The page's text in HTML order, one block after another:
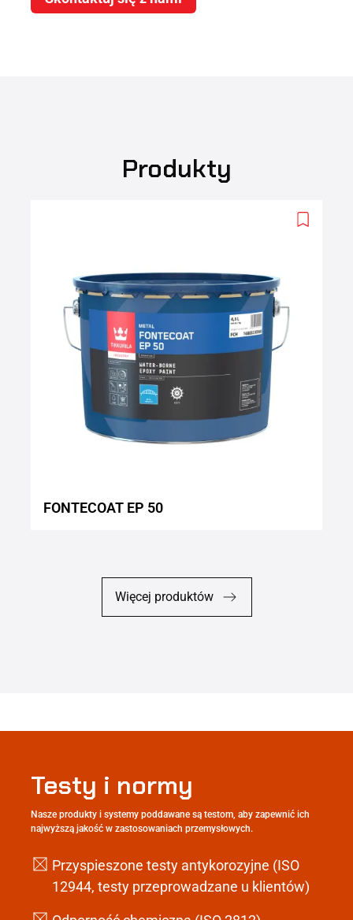
Produkty
Add
FONTECOAT EP 50
Więcej produktów
Testy i normy
Nasze produkty i systemy poddawane są testom, aby zapewnić ich
najwyższą jakość w zastosowaniach przemysłowych.
Przyspieszone testy antykorozyjne (ISO
12944, testy przeprowadzane u klientów)